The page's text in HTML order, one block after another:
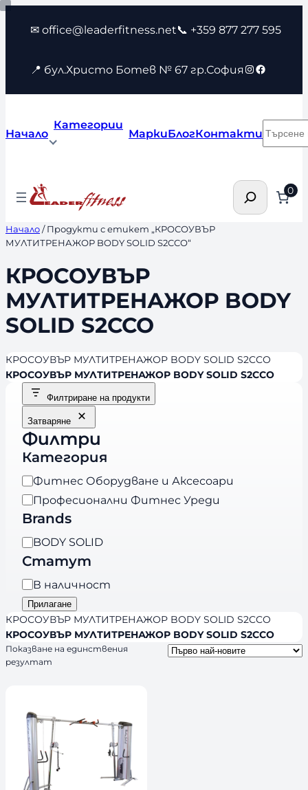
Към
съдържанието
✉ office@leaderfitness.net📞 +359 877 277 595
📍 бул.Христо Ботев № 67 гр.София Instagram
Facebook
Начало
Категории
МаркиБлогКонтакти
Търсене 0
Начало/ Продукти с етикет „КРОСОУВЪР
МУЛТИТРЕНАЖОР BODY SOLID S2CCO“
КРОСОУВЪР
МУЛТИТРЕНАЖОР BODY
SOLID S2CCO
КРОСОУВЪР МУЛТИТРЕНАЖОР BODY SOLID S2CCO
КРОСОУВЪР МУЛТИТРЕНАЖОР BODY SOLID S2CCO
Филтриране на продукти
Затваряне
Филтри
Категория
К
а
т
г
о
р
и
я
Фитнес Оборудване и Аксесоари
Професионални Фитнес Уреди
Brands
B
r
a
n
d
s
BODY SOLID
Статут
Н
а
л
и
ч
н
т
В наличност
Прилагане
КРОСОУВЪР МУЛТИТРЕНАЖОР BODY SOLID S2CCO
КРОСОУВЪР МУЛТИТРЕНАЖОР BODY SOLID S2CCO
Показване на единствения
резултат